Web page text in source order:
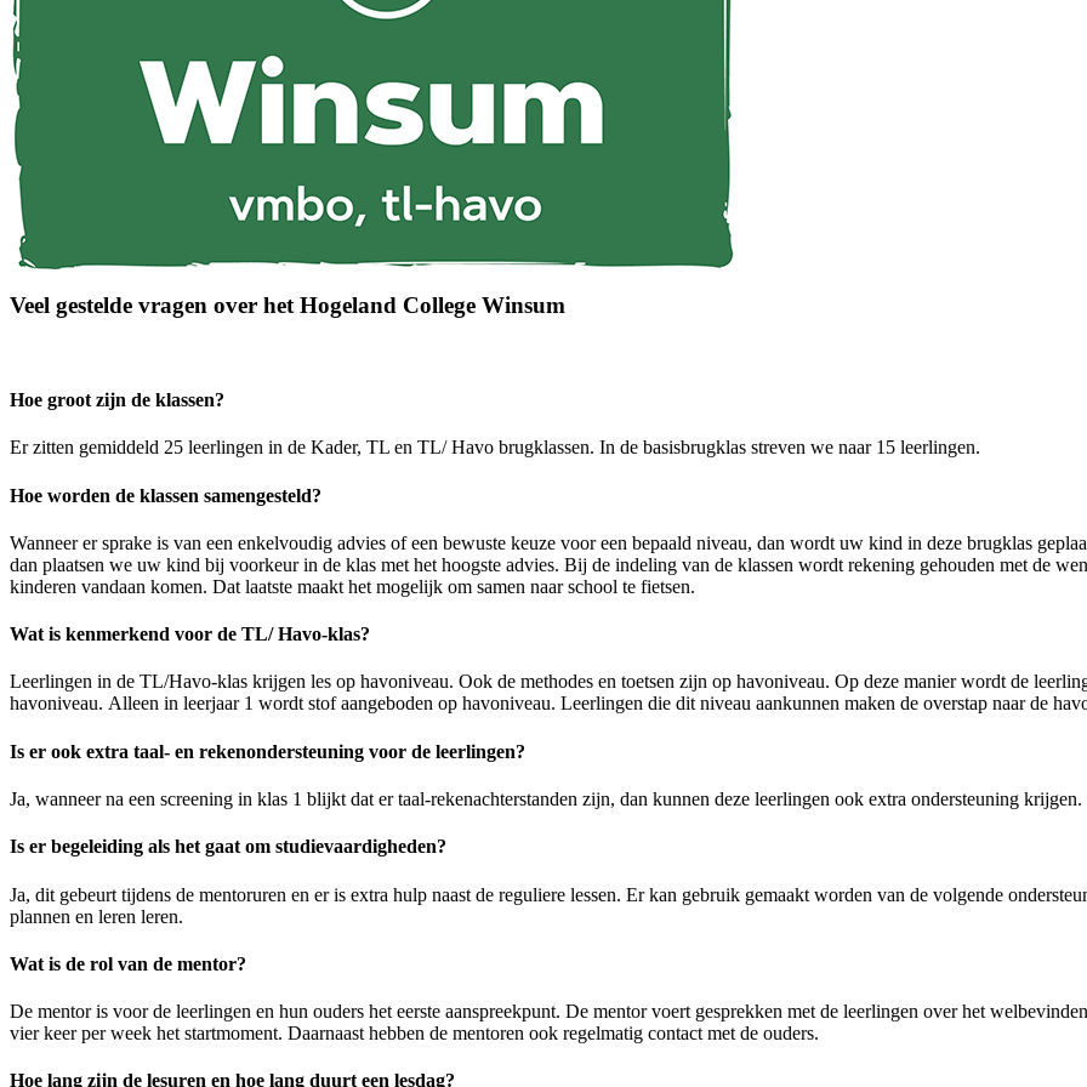
Veel gestelde vragen over het Hogeland College Winsum
Hoe groot zijn de klassen?
Er zitten gemiddeld 25 leerlingen in de Kader, TL en TL/ Havo brugklassen. In de basisbrugklas streven we naar 15 leerlingen.
Hoe worden de klassen samengesteld?
Wanneer er sprake is van een enkelvoudig advies of een bewuste keuze voor een bepaald niveau, dan wordt uw kind in deze brugklas
dan plaatsen we uw kind bij voorkeur in de klas met het hoogste advies. Bij de indeling van de klassen wordt rekening gehouden met de
kinderen vandaan komen. Dat laatste maakt het mogelijk om samen naar school te fietsen.
Wat is kenmerkend voor de TL/ Havo-klas?
Leerlingen in de TL/Havo-klas krijgen les op havoniveau. Ook de methodes en toetsen zijn op havoniveau. Op deze manier wordt de
havoniveau. Alleen in leerjaar 1 wordt stof aangeboden op havoniveau. Leerlingen die dit niveau aankunnen maken de overstap naar de
Is er ook extra taal- en rekenondersteuning voor de leerlingen?
Ja, wanneer na een screening in klas 1 blijkt dat er taal-rekenachterstanden zijn, dan kunnen deze leerlingen ook extra ondersteuning krijgen.
Is er begeleiding als het gaat om studievaardigheden?
Ja, dit gebeurt tijdens de mentoruren en er is extra hulp naast de reguliere lessen. Er kan gebruik gemaakt worden van de volgende
plannen en leren leren.
Wat is de rol van de mentor?
De mentor is voor de leerlingen en hun ouders het eerste aanspreekpunt. De mentor voert gesprekken met de leerlingen over het
vier keer per week het startmoment. Daarnaast hebben de mentoren ook regelmatig contact met de ouders.
Hoe lang zijn de lesuren en hoe lang duurt een lesdag?